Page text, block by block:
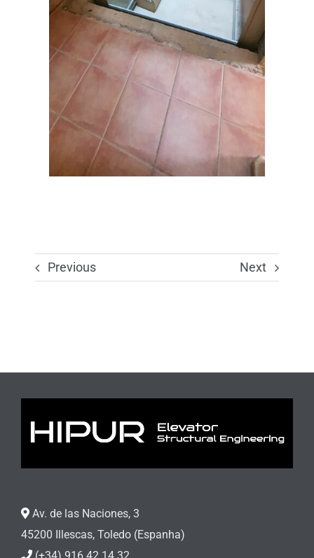
Previous Next
Av. de las Naciones, 3
45200 Illescas, Toledo (Espanha)